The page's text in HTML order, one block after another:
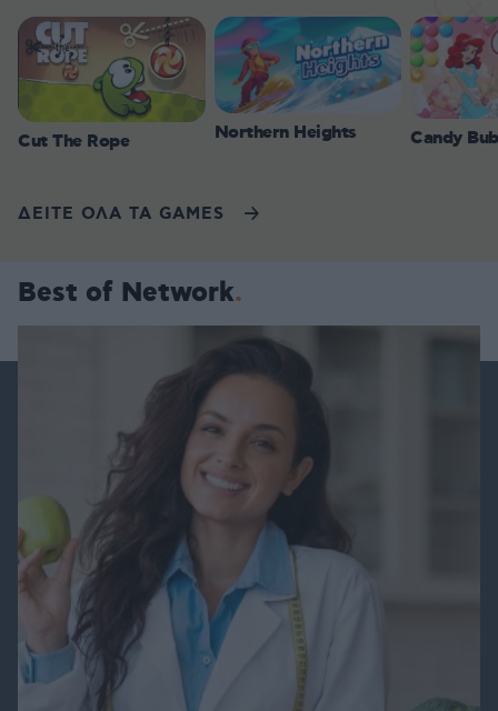
Cut The Rope Northern Heights Candy
ΔΕΙΤΕ ΟΛΑ ΤΑ GAMES
Best of Network